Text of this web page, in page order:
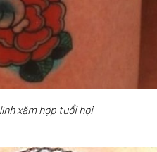
xăm hợp tuổi hợi